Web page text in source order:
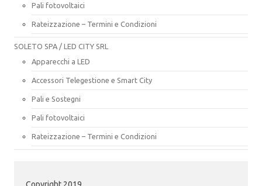
Pali fotovoltaici
Rateizzazione – Termini e Condizioni
SOLETO SPA / LED CITY SRL
Apparecchi a LED
Accessori Telegestione e Smart City
Pali e Sostegni
Pali fotovoltaici
Rateizzazione – Termini e Condizioni